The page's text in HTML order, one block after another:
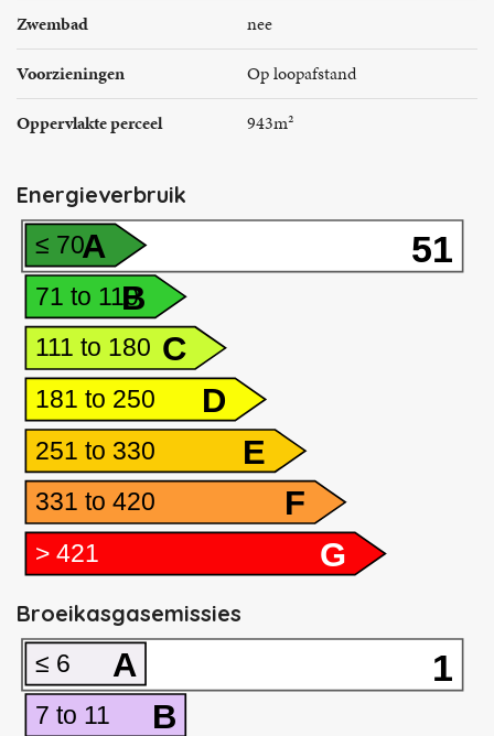
Zwembad
nee
Voorzieningen
Op loopafstand
Oppervlakte perceel
943m²
Energieverbruik
51
A
≤ 70
B
71 to 110
C
111 to 180
D
181 to 250
E
251 to 330
F
331 to 420
G
> 421
Broeikasgasemissies
1
A
≤ 6
B
7 to 11